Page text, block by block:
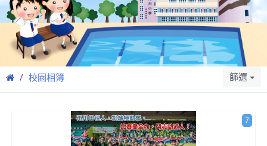
校園相簿 篩選
7